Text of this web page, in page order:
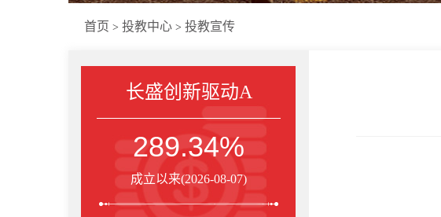
首页 > 投教中心 > 投教宣传
长盛创新驱动A
289.34%
成立以来(2026-08-07)